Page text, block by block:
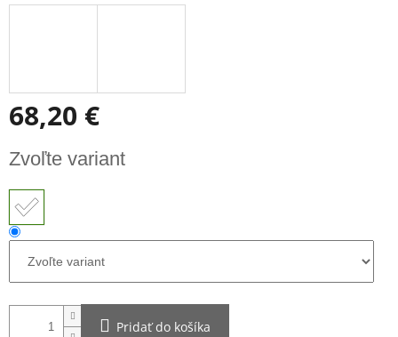
68,20 €
cena:
Zvoľte variant
Pridať do košíka